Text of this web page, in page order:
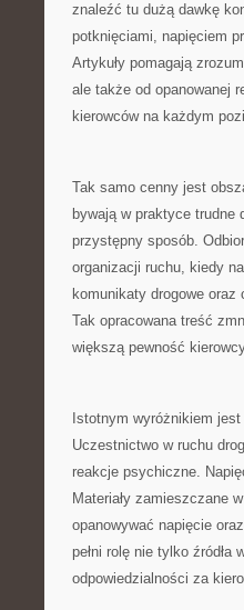
znaleźć tu dużą dawkę
potknięciami, napięciem
Artykuły pomagają
ale także od opanowanej
kierowców na każdym
Tak samo cenny jest
bywają w praktyce trudne
przystępny sposób.
organizacji ruchu, kiedy
komunikaty drogowe
Tak opracowana treść
większą pewność
Istotnym wyróżnikiem
Uczestnictwo w ruchu
reakcje psychiczne.
Materiały zamieszczane
opanowywać napięcie
pełni rolę nie tylko
odpowiedzialności za